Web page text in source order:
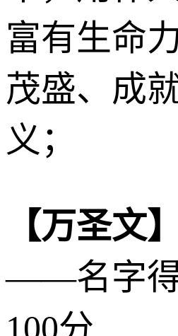
富有生命
茂盛、成
义；
【万圣文】
——名字得
100分